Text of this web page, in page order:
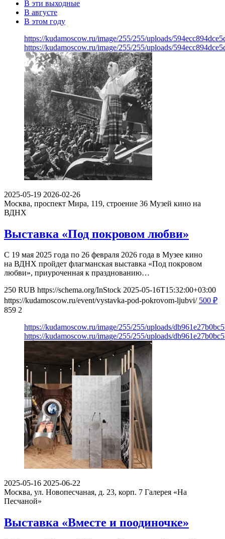
В эти выходные
В августе
В этом году
https://kudamoscow.ru/image/255/255/uploads/
https://kudamoscow.ru/image/255/255/uploads/
2025-05-19 2026-02-26
Москва, проспект Мира, 119, строение 36 Музей кино на
ВДНХ
Выставка «Под покровом любви»
С 19 мая 2025 года по 26 февраля 2026 года в Музее кино
на ВДНХ пройдет флагманская выставка «Под покровом
любви», приуроченная к празднованию…
250 RUB https://schema.org/InStock 2025-05-16T15:32:00+03:00
https://kudamoscow.ru/event/vystavka-pod-pokrovom-ljubvi/ 500 ₽
859 2
https://kudamoscow.ru/image/255/255/uploads/
https://kudamoscow.ru/image/255/255/uploads/
2025-05-16 2025-06-22
Москва, ул. Новопесчаная, д. 23, корп. 7 Галерея «На
Песчаной»
Выставка «Вместе и поодиночке»